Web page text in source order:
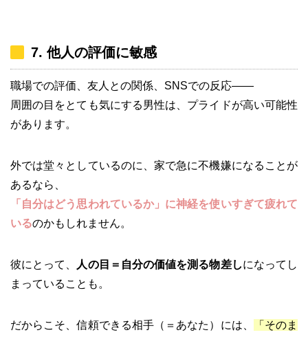
7. 他人の評価に敏感
職場での評価、友人との関係、SNSでの反応――
周囲の目をとても気にする男性は、プライドが高い可能性
があります。
外では堂々としているのに、家で急に不機嫌になることが
あるなら、
「自分はどう思われているか」に神経を使いすぎて疲れて
いるのかもしれません。
彼にとって、 人の目＝自分の価値を測る物差しになってし
まっていることも。
だからこそ、信頼できる相手（＝あなた）には、
「そのま